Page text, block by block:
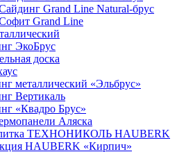
Grand Line Natural-брус
Grand Line
ЭкоБрус
доска
металлический «Эльбрус»
Вертикаль
«Квадро Брус»
Аляска
ТЕХНОНИКОЛЬ HAUBERK
HAUBERK «Кирпич»